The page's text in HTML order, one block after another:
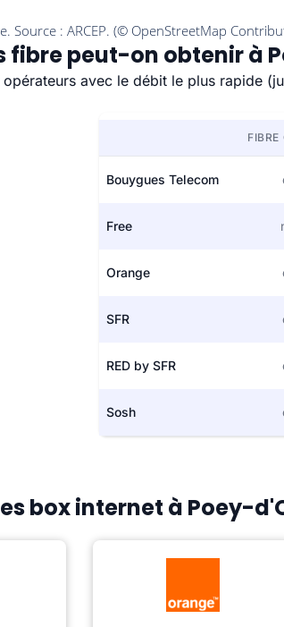
fibre peut-on obtenir à
avec le débit le plus rapide
FIBRE
Bouygues Telecom
Free
Orange
SFR
RED by SFR
Sosh
box internet à Poey-